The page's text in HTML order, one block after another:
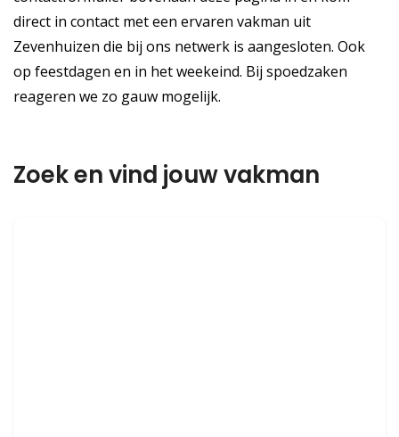
direct in contact met een ervaren vakman uit
Zevenhuizen die bij ons netwerk is aangesloten. Ook
op feestdagen en in het weekeind. Bij spoedzaken
reageren we zo gauw mogelijk.
Zoek en vind jouw vakman